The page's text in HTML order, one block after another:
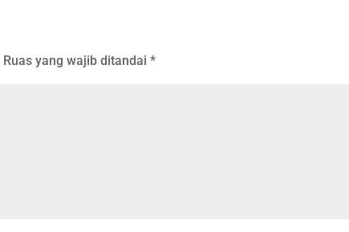
Ruas yang wajib ditandai*